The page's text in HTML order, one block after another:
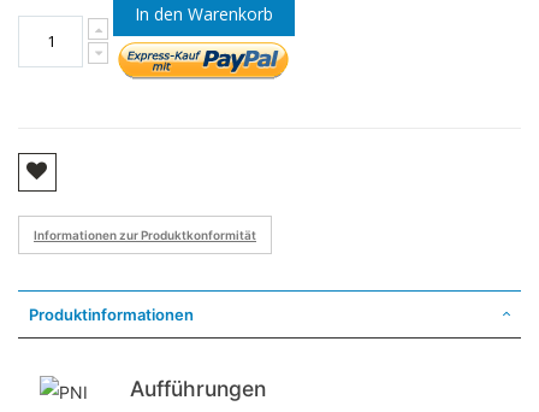
In den Warenkorb
Informationen zur Produktkonformität
Produktinformationen
Aufführungen